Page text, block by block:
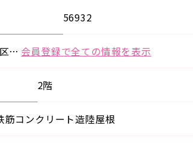
56932
… 会員登録で全ての情報を表示
2階
筋コンクリート造陸屋根